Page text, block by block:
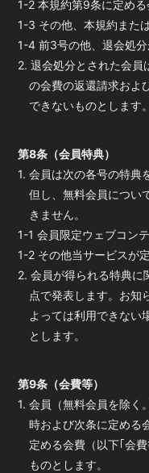
1-2 本規約第9条に定め
1-3 その他、本規約また
1-4 前3号の他、退会処
2. 退会処分とされた会員
の会費の返還請求およ
できないものとします。
第8条（会員特典）
1. 会員は次の各号の特典
但し、無料会員につい
きません。
1-1 会員限定ウェブコン
1-2 その他当サービスが
2. 会員が得られる特典に
点で発表します。お知
よっては利用できない
とします。
第9条（会費等）
1. 会員（無料会員を除く
時および次条に定める
定める会費（以下｢会
ものとします。